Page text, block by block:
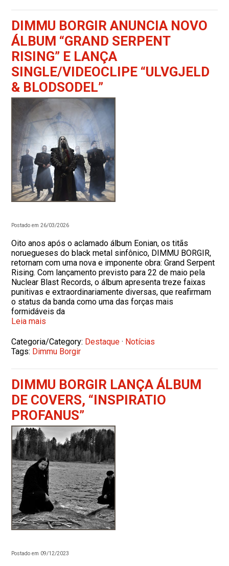
DIMMU BORGIR ANUNCIA NOVO
ÁLBUM “GRAND SERPENT
RISING” E LANÇA
SINGLE/VIDEOCLIPE “ULVGJELD
& BLODSODEL”
Postado em 26/03/2026
Oito anos após o aclamado álbum Eonian, os titãs
noruegueses do black metal sinfônico, DIMMU BORGIR,
retornam com uma nova e imponente obra: Grand Serpent
Rising. Com lançamento previsto para 22 de maio pela
Nuclear Blast Records, o álbum apresenta treze faixas
punitivas e extraordinariamente diversas, que reafirmam
o status da banda como uma das forças mais
formidáveis da
Leia mais
Categoria/Category: Destaque · Notícias
Tags: Dimmu Borgir
DIMMU BORGIR LANÇA ÁLBUM
DE COVERS, “INSPIRATIO
PROFANUS”
Postado em 09/12/2023